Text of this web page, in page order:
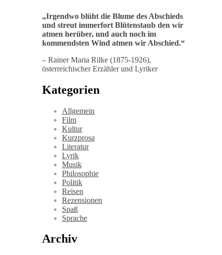
„Irgendwo blüht die Blume des Abschieds
und streut immerfort Blütenstaub den wir
atmen herüber, und auch noch im
kommendsten Wind atmen wir Abschied.“
– Rainer Maria Rilke (1875-1926),
österreichischer Erzähler und Lyriker
Kategorien
Allgemein
Film
Kultur
Kurzprosa
Literatur
Lyrik
Musik
Philosophie
Politik
Reisen
Rezensionen
Spaß
Sprache
Archiv